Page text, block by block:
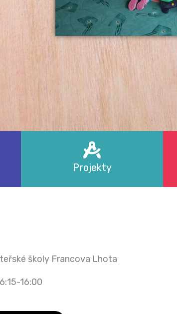
Projekty
školy Francova Lhota
6:15-16:00